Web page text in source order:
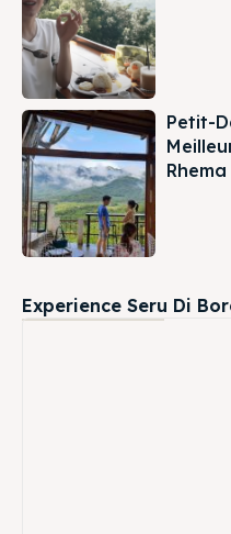
Petit-
Rhema
Experience Seru Di